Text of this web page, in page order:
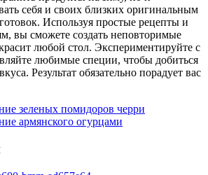
себя и своих близких оригинальным
Используя простые рецепты и
вы сможете создать неповторимые
любой стол. Экспериментируйте с
любимые специи, чтобы добиться
Результат обязательно порадует вас
зеленых помидоров черри
армянского огурцами